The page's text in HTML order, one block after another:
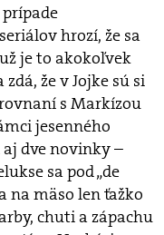
hrozí, že sa
je to akokoľvek
že v Jojke sú si
s Markízou
jesenného
dve novinky –
sa pod „de
na mäso len ťažko
chuti a zápachu